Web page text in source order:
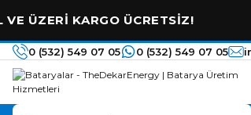
KARGO ÜCRETSİZ!
0 (532) 549 07 05 0 (532) 549 07 05